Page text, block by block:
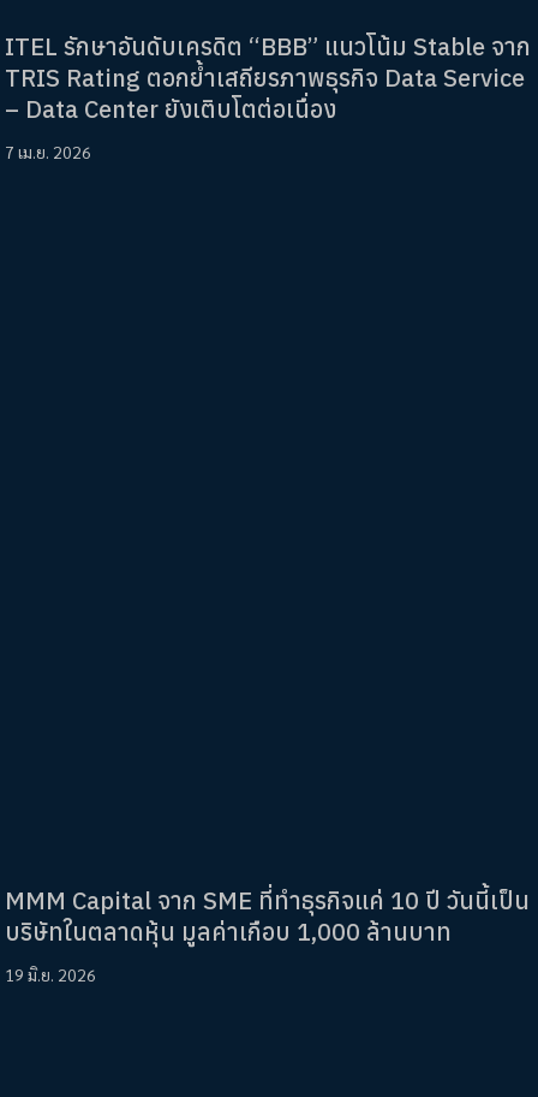
ITEL รักษาอันดับเครดิต “BBB” แนวโน้ม Stable จาก
TRIS Rating ตอกย้ำเสถียรภาพธุรกิจ Data Service
– Data Center ยังเติบโตต่อเนื่อง
7 เม.ย. 2026
MMM Capital จาก SME ที่ทำธุรกิจแค่ 10 ปี วันนี้เป็น
บริษัทในตลาดหุ้น มูลค่าเกือบ 1,000 ล้านบาท
19 มิ.ย. 2026